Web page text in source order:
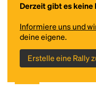
Derzeit gibt es keine
Informiere uns und
deine eigene.
Erstelle eine Rally